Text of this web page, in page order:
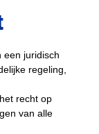
een juridisch
regeling,
recht op
van alle